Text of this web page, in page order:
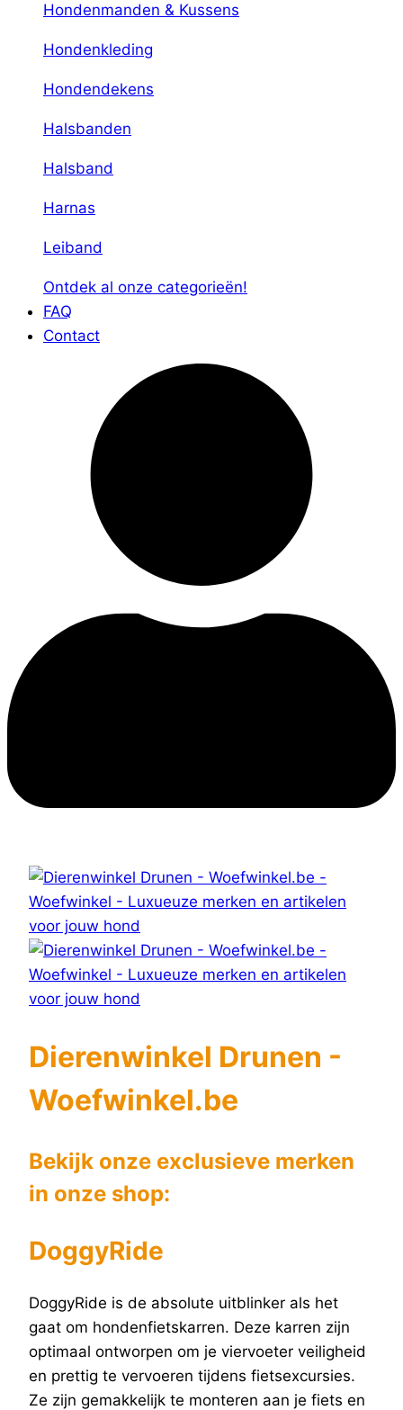
Hondenmanden & Kussens
Hondenkleding
Hondendekens
Halsbanden
Halsband
Harnas
Leiband
Ontdek al onze categorieën!
FAQ
Contact
Dierenwinkel Drunen -
Woefwinkel.be
Bekijk onze exclusieve merken
in onze shop:
DoggyRide
DoggyRide is de absolute uitblinker als het
gaat om hondenfietskarren. Deze karren zijn
optimaal ontworpen om je viervoeter veiligheid
en prettig te vervoeren tijdens fietsexcursies.
Ze zijn gemakkelijk te monteren aan je fiets en